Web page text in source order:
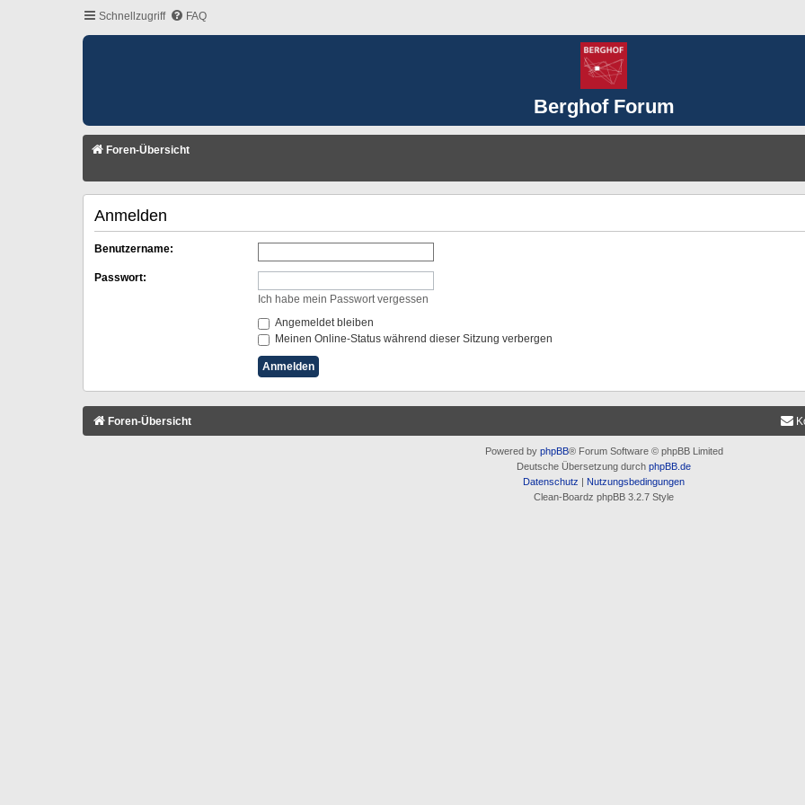
Schnellzugriff FAQ
Berghof Forum
Foren-Übersicht
Anmelden
Benutzername:
Passwort:
Ich habe mein Passwort vergessen
Angemeldet bleiben
Meinen Online-Status während dieser Sitzung verbergen
Foren-Übersicht
Powered by phpBB® Forum Software © phpBB Limited
Deutsche Übersetzung durch phpBB.de
Datenschutz
Nutzungsbedingungen
Clean-Boardz phpBB 3.2.7 Style